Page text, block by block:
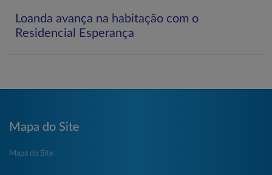
Loanda avança na habitação com o
Residencial Esperança
Mapa do Site
Mapa do Site